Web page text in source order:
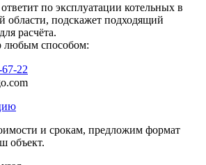
по эксплуатации котельных в
области, подскажет подходящий
расчёта.
любым способом:
22
и срокам, предложим формат
объект.